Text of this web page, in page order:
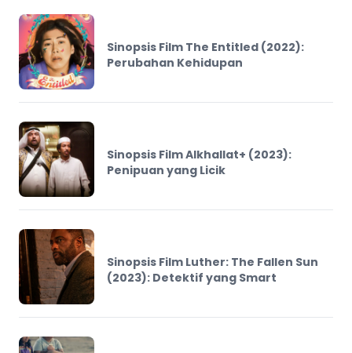
Sinopsis Film The Entitled (2022):
Perubahan Kehidupan
Sinopsis Film Alkhallat+ (2023):
Penipuan yang Licik
Sinopsis Film Luther: The Fallen Sun
(2023): Detektif yang Smart